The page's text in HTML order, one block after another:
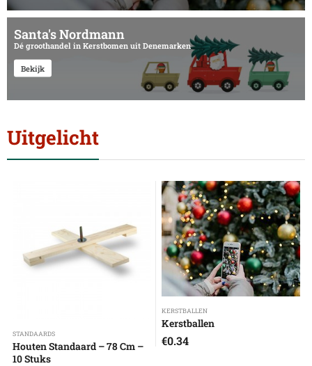
Santa's Nordmann
Dé groothandel in Kerstbomen uit Denemarken
Bekijk
Uitgelicht
STANDAARDS
Houten Standaard – 78 Cm –
10 Stuks
KERSTBALLEN
Kerstballen
€0.34